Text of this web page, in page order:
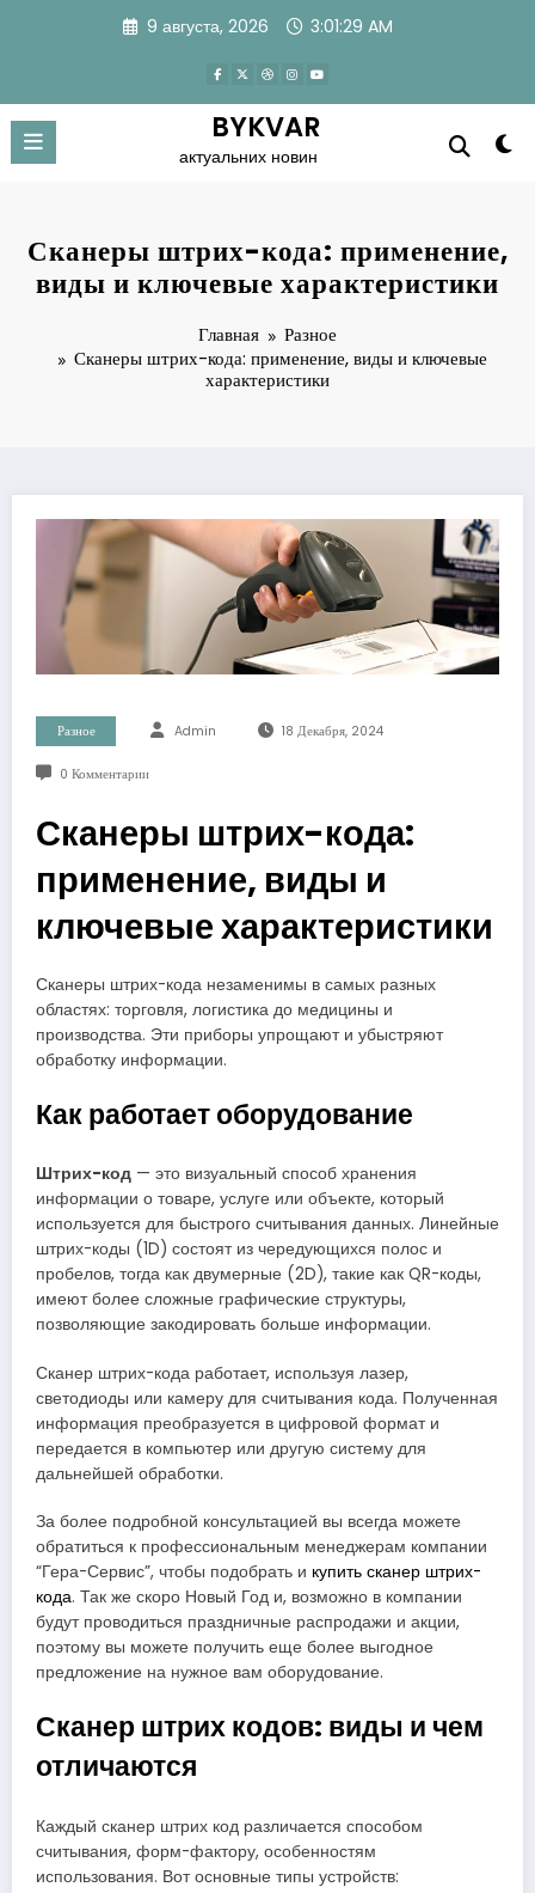
9 августа, 2026 3:01:30 AM
BYKVAR
актуальних новин
Сканеры штрих-кода: применение,
виды и ключевые характеристики
Главная
Разное
Сканеры штрих-кода: применение, виды и ключевые
характеристики
Разное Admin 18 Декабря, 2024
0 Комментарии
Сканеры штрих-кода:
применение, виды и
ключевые характеристики
Сканеры штрих-кода незаменимы в самых разных
областях: торговля, логистика до медицины и
производства. Эти приборы упрощают и убыстряют
обработку информации.
Как работает оборудование
Штрих-код — это визуальный способ хранения
информации о товаре, услуге или объекте, который
используется для быстрого считывания данных. Линейные
штрих-коды (1D) состоят из чередующихся полос и
пробелов, тогда как двумерные (2D), такие как QR-коды,
имеют более сложные графические структуры,
позволяющие закодировать больше информации.
Сканер штрих-кода работает, используя лазер,
светодиоды или камеру для считывания кода. Полученная
информация преобразуется в цифровой формат и
передается в компьютер или другую систему для
дальнейшей обработки.
За более подробной консультацией вы всегда можете
обратиться к профессиональным менеджерам компании
“Гера-Сервис”, чтобы подобрать и купить сканер штрих-
кода. Так же скоро Новый Год и, возможно в компании
будут проводиться праздничные распродажи и акции,
поэтому вы можете получить еще более выгодное
предложение на нужное вам оборудование.
Сканер штрих кодов: виды и чем
отличаются
Каждый сканер штрих код различается способом
считывания, форм-фактору, особенностям
использования. Вот основные типы устройств: